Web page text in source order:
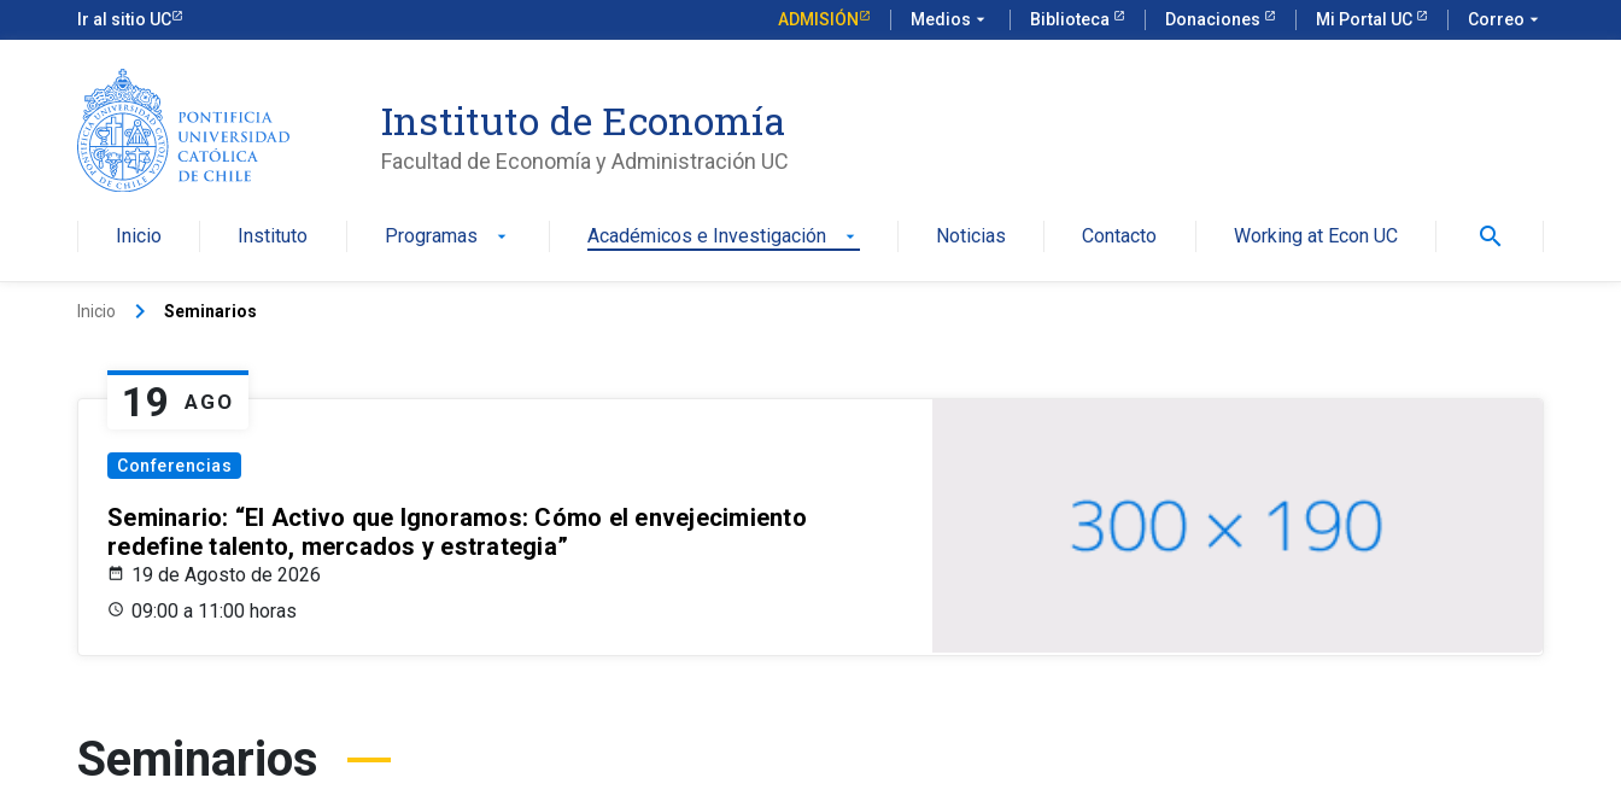
Ir al sitio UC ADMISIÓN Medios arrow_drop_down Biblioteca Donaciones Mi Portal UC Correo arrow_drop_down
Instituto de Economía
Facultad de Economía y Administración UC
Inicio Instituto Programas arrow_drop_down Académicos e Investigación arrow_drop_down Noticias Contacto Working at Econ UC search
Inicio keyboard_arrow_right Seminarios
19 AGO
Conferencias
Seminario: “El Activo que Ignoramos: Cómo el envejecimiento
redefine talento, mercados y estrategia”
19 de Agosto de 2026
09:00 a 11:00 horas
Seminarios